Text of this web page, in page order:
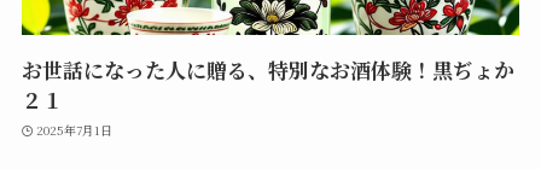
お世話になった人に贈る、特別なお酒体験！黒ぢょか
２１
2025年7月1日